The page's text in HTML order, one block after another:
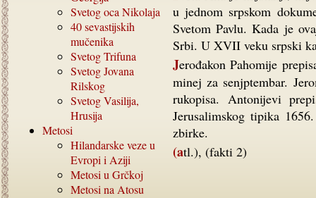
Svetog oca Nikolaja
40sevastijskih
mučenika
Svetog Trifuna
Svetog Jovana
Rilskog
Svetog Vasilija,
Hrusija
Metosi
Hilandarske veze u
Evropi i Aziji
Metosi u Grčkoj
Metosi na Atosu
u jednom srpskom
Svetom Pavlu. Kada je
Srbi. U XVII veku srpski
Jerođakon Pahomije prepisao je u ovom skitu za manastir Mileševu, 1648, jedan
minej za senjptembar.
rukopisa. Antonijevi
Jerusalimskog tipika
zbirke.
(atl.), (fakti 2)